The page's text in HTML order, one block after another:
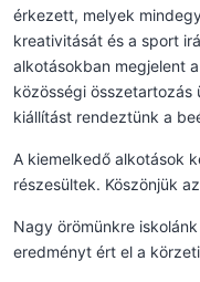
érkezett, melyek
kreativitását és a sport
alkotásokban megjelent
közösségi összetartozás
kiállítást rendeztünk a
A kiemelkedő alkotások
részesültek. Köszönjük
Nagy örömünkre
eredményt ért el a